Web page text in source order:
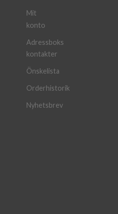
Mit
konto
Adressboks
kontakter
Önskelista
Orderhistorik
Nyhetsbrev